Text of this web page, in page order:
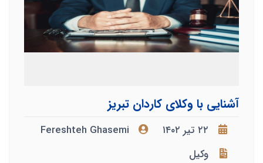
آشنایی با وکلای کاردان تبریز
۲۲ تیر ۱۴۰۲
Fereshteh Ghasemi
وکیل